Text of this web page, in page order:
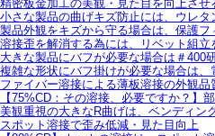
精密板金加工の美観・見た目を向上させ
小さな製品の曲げキズ防止には、ウレタ
製品外観をキズから守る場合は、保護フ
溶接歪を解消する為には、リベット組立
大きな製品にバフが必要な場合は＃400
複雑な形状にバフ掛けが必要な場合は、
ファイバー溶接による薄板溶接の外観品
【75%CD：その溶接、必要ですか？】
美観重視の大きなR曲げは、ベンディン
スポット溶接で歪み低減・見た目向上